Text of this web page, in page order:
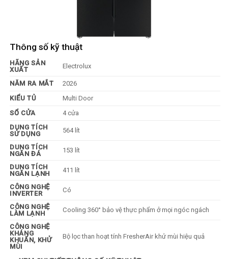
Thông số kỹ thuật
HÃNG SẢN
XUẤT
Electrolux
NĂM RA MẮT
2026
KIỂU TỦ
Multi Door
SỔ CỬA
4 cửa
DUNG TÍCH
SỬ DỤNG
564 lít
DUNG TÍCH
NGĂN ĐÁ
153 lít
DUNG TÍCH
NGĂN LẠNH
411 lít
CÔNG NGHỆ
INVERTER
Có
CÔNG NGHỆ
LÀM LẠNH
Cooling 360° bảo vệ thực phẩm ở mọi ngóc ngách
CÔNG NGHỆ
KHÁNG
KHUẨN, KHỬ
MÙI
Bộ lọc than hoạt tính FresherAir khử mùi hiệu quả